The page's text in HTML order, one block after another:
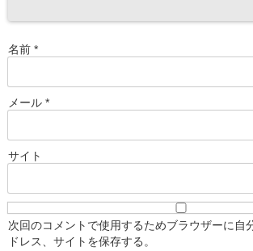
名前 *
メール *
サイト
次回のコメントで使用するためブラウザーに自
ドレス、サイトを保存する。